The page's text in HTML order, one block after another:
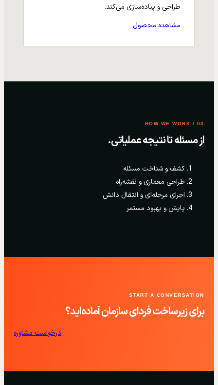
طراحی و پیاده‌سازی می‌کند.
مشاهده محصول
03 / HOW WE WORK
از مسئله تا نتیجه عملیاتی.
کشف و شناخت مسئله
طراحی معماری و نقشه‌راه
اجرای مرحله‌ای و انتقال دانش
پایش و بهبود مستمر
START A CONVERSATION
برای زیرساخت فردای سازمان آماده‌اید؟
درخواست مشاوره